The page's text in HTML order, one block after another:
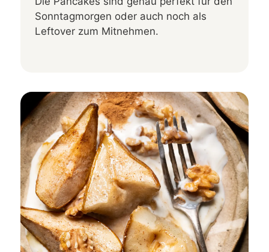
Sonntagmorgen oder auch noch als
Leftover zum Mitnehmen.